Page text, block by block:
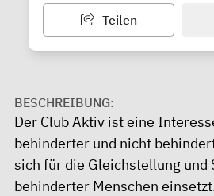
Teilen
BESCHREIBUNG:
Der Club Aktiv ist eine
behinderter und nicht
sich für die Gleichstellung und
behinderter Menschen